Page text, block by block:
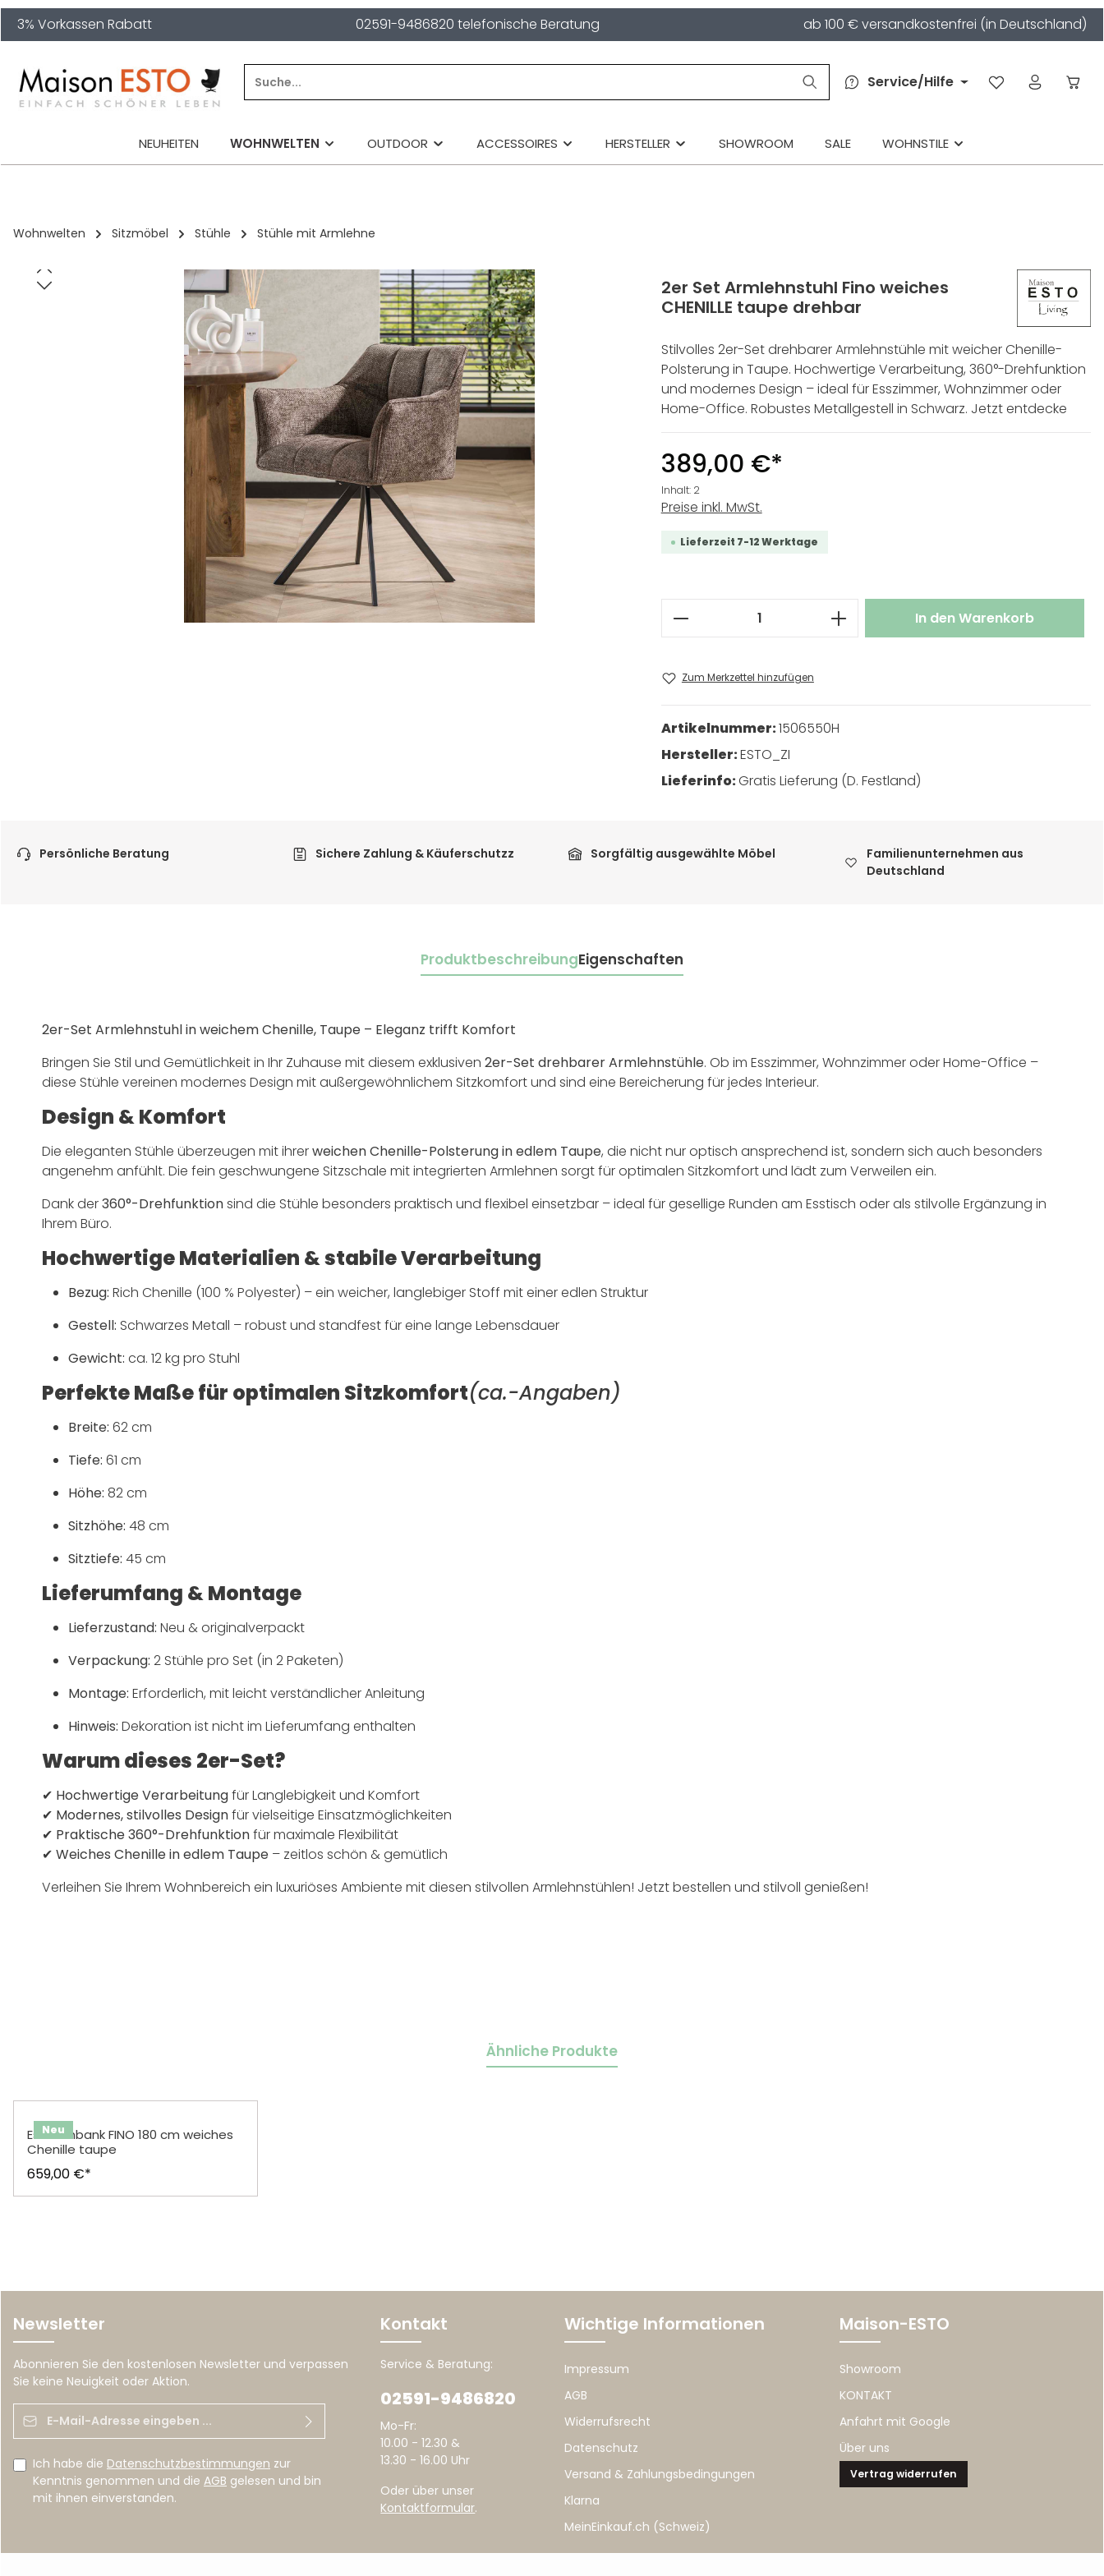
Zur Hauptnavigation springen
3% Vorkassen Rabatt 02591-9486820 telefonische Beratung ab 100 € versandkostenfrei (in Deutschland)
Service/Hilfe
NEUHEITEN WOHNWELTEN OUTDOOR ACCESSOIRES HERSTELLER SHOWROOM SALE WOHNSTILE
Wohnwelten Sitzmöbel Stühle Stühle mit Armlehne
Bildergalerie überspringen
2er Set Armlehnstuhl Fino weiches
CHENILLE taupe drehbar
Stilvolles 2er-Set drehbarer Armlehnstühle mit weicher Chenille-
Polsterung in Taupe. Hochwertige Verarbeitung, 360°-Drehfunktion
und modernes Design – ideal für Esszimmer, Wohnzimmer oder
Home-Office. Robustes Metallgestell in Schwarz. Jetzt entdecke
389,00 €*
Inhalt: 2
Preise inkl. MwSt.
Lieferzeit 7-12 Werktage
Produkt Anzahl: Gib den gewünschten
In den Warenkorb
Zum Merkzettel hinzufügen
Artikelnummer:1506550H
Hersteller:ESTO_ZI
Lieferinfo:Gratis Lieferung (D. Festland)
Persönliche Beratung Sichere Zahlung & Käuferschutzz Sorgfältig ausgewählte Möbel
Familienunternehmen aus
Deutschland
ProduktbeschreibungEigenschaften
2er-Set Armlehnstuhl in weichem Chenille, Taupe – Eleganz trifft Komfort
Bringen Sie Stil und Gemütlichkeit in Ihr Zuhause mit diesem exklusiven 2er-Set drehbarer Armlehnstühle. Ob im Esszimmer, Wohnzimmer oder Home-Office –
diese Stühle vereinen modernes Design mit außergewöhnlichem Sitzkomfort und sind eine Bereicherung für jedes Interieur.
Design & Komfort
Die eleganten Stühle überzeugen mit ihrerweichen Chenille-Polsterung in edlem Taupe, die nicht nur optisch ansprechend ist, sondern sich auch besonders
angenehm anfühlt. Die fein geschwungene Sitzschale mit integrierten Armlehnen sorgt für optimalen Sitzkomfort und lädt zum Verweilen ein.
Dank der360°-Drehfunktionsind die Stühle besonders praktisch und flexibel einsetzbar – ideal für gesellige Runden am Esstisch oder als stilvolle Ergänzung in
Ihrem Büro.
Hochwertige Materialien & stabile Verarbeitung
Bezug: Rich Chenille (100 % Polyester) – ein weicher, langlebiger Stoff mit einer edlen Struktur
Gestell: Schwarzes Metall – robust und standfest für eine lange Lebensdauer
Gewicht: ca. 12 kg pro Stuhl
Perfekte Maße für optimalen Sitzkomfort(ca.-Angaben)
Breite: 62 cm
Tiefe: 61 cm
Höhe: 82 cm
Sitzhöhe: 48 cm
Sitztiefe: 45 cm
Lieferumfang & Montage
Lieferzustand: Neu & originalverpackt
Verpackung: 2 Stühle pro Set (in 2 Paketen)
Montage: Erforderlich, mit leicht verständlicher Anleitung
Hinweis: Dekoration ist nicht im Lieferumfang enthalten
Warum dieses 2er-Set?
✔ Hochwertige Verarbeitungfür Langlebigkeit und Komfort
✔ Modernes, stilvolles Designfür vielseitige Einsatzmöglichkeiten
✔ Praktische 360°-Drehfunktionfür maximale Flexibilität
✔ Weiches Chenille in edlem Taupe – zeitlos schön & gemütlich
Verleihen Sie Ihrem Wohnbereich ein luxuriöses Ambiente mit diesen stilvollen Armlehnstühlen! Jetzt bestellen und stilvoll genießen!
Ähnliche Produkte
Neu
Esstischbank FINO 180 cm weiches
Chenille taupe
659,00 €*
Newsletter
Abonnieren Sie den kostenlosen Newsletter und verpassen
Sie keine Neuigkeit oder Aktion.
Ich habe die Datenschutzbestimmungen zur
Kenntnis genommen und die AGB gelesen und bin
mit ihnen einverstanden.
Kontakt
Service & Beratung:
02591-9486820
Mo-Fr:
10.00 - 12.30 &
13.30 - 16.00 Uhr
Oder über unser
Kontaktformular.
Wichtige Informationen
Impressum
AGB
Widerrufsrecht
Datenschutz
Versand & Zahlungsbedingungen
Klarna
MeinEinkauf.ch (Schweiz)
Maison-ESTO
Showroom
KONTAKT
Anfahrt mit Google
Über uns
Vertrag widerrufen